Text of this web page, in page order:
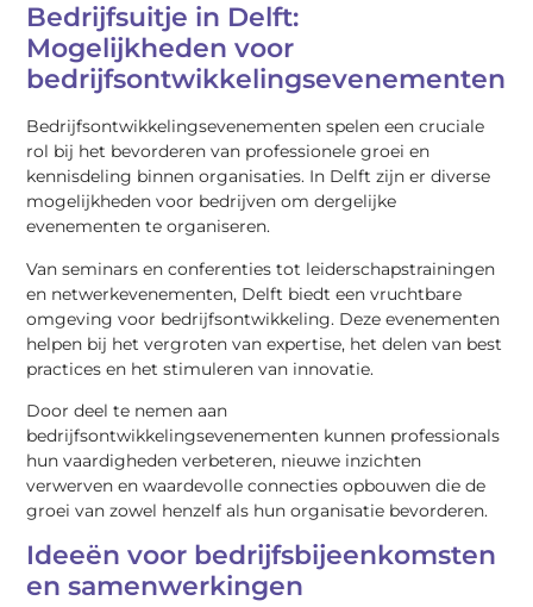
Bedrijfsuitje in Delft:
Mogelijkheden voor
bedrijfsontwikkelingsevenementen
Bedrijfsontwikkelingsevenementen spelen een cruciale
rol bij het bevorderen van professionele groei en
kennisdeling binnen organisaties. In Delft zijn er diverse
mogelijkheden voor bedrijven om dergelijke
evenementen te organiseren.
Van seminars en conferenties tot leiderschapstrainingen
en netwerkevenementen, Delft biedt een vruchtbare
omgeving voor bedrijfsontwikkeling. Deze evenementen
helpen bij het vergroten van expertise, het delen van best
practices en het stimuleren van innovatie.
Door deel te nemen aan
bedrijfsontwikkelingsevenementen kunnen professionals
hun vaardigheden verbeteren, nieuwe inzichten
verwerven en waardevolle connecties opbouwen die de
groei van zowel henzelf als hun organisatie bevorderen.
Ideeën voor bedrijfsbijeenkomsten
en samenwerkingen